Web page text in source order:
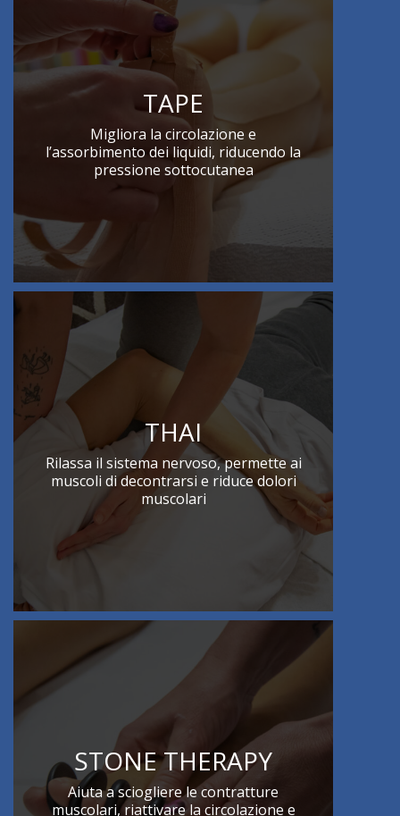
TAPE
Migliora la circolazione e
l’assorbimento dei liquidi, riducendo la
pressione sottocutanea
THAI
Rilassa il sistema nervoso, permette ai
muscoli di decontrarsi e riduce dolori
muscolari
STONE THERAPY
Aiuta a sciogliere le contratture
muscolari, riattivare la circolazione e